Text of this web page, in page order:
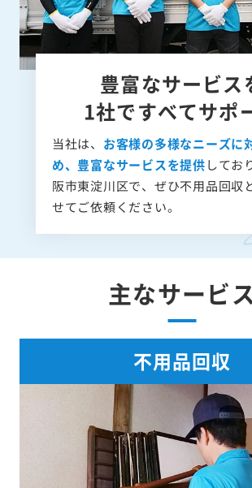
豊富なサービス
1社ですべてサポ
当社は、 お客様の多様なニーズに
め、豊富なサービスを提供してお
阪市東淀川区で、ぜひ不用品回収
せてご依頼ください。
主なサービ
不用品回収